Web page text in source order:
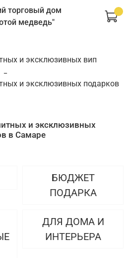
торговый дом
медведь"
и эксклюзивных вип
и эксклюзивных подарков
и эксклюзивных
в Самаре
БЮДЖЕТ
ПОДАРКА
ДЛЯ ДОМА И
ИНТЕРЬЕРА